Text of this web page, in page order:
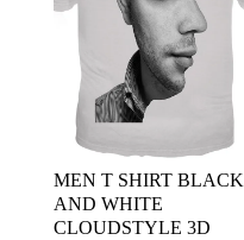
MEN T SHIRT BLACK
AND WHITE
CLOUDSTYLE 3D